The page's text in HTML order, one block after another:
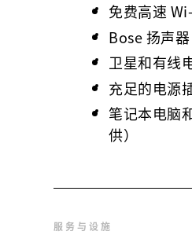
免费高速
Bose 扬声器
卫星和有线
充足的电源
笔记本电脑
供）
服务与设施